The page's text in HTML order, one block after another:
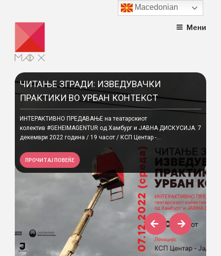
content
Мени
ЧИТАЊЕ ЗГРАДИ: ИЗВЕДУВАЧКИ
ПРАКТИКИ ВО УРБАН КОНТЕКСТ
ИНТЕРАКТИВНО ПРЕДАВАЊЕ на театарскиот
колектив #GEHEIMAGENTUR од Хамбург и ЈАВНА ДИСКУСИЈА. 7
декември 2022 година / 19 часот / КСП Центар -...
ПРОЧИТАЈ ПОВЕЌЕ
Macedonian